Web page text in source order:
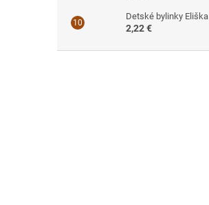
Detské bylinky Eliška
2,22 €